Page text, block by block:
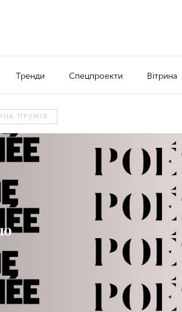
Тренди Спецпроекти Вітрина
ПРЕМІЯ